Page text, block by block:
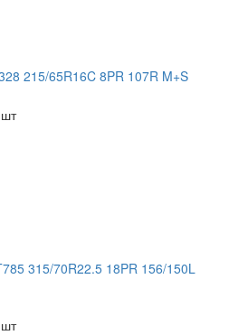
215/65R16C 8PR 107R M+S
шт
315/70R22.5 18PR 156/150L
шт